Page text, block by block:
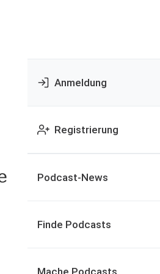
Anmeldung
Registrierung
Podcast-News
Finde Podcasts
Mache Podcasts